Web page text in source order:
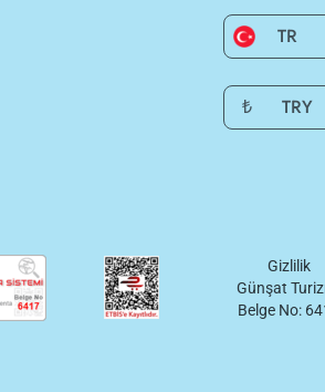
TR
₺ TRY
Gizlilik
Günşat
Belge No: